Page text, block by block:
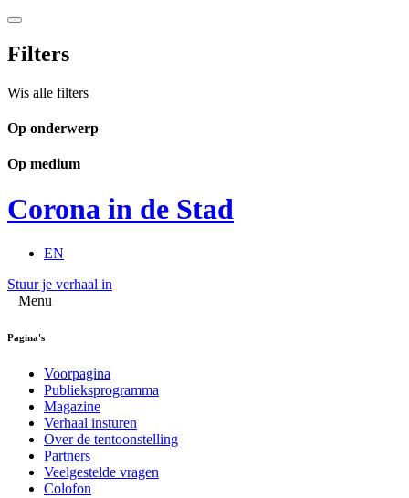
Filters
Wis alle filters
Op onderwerp
Op medium
Corona in de Stad
EN
Stuur je verhaal in
Menu
Pagina's
Voorpagina
Publieksprogramma
Magazine
Verhaal insturen
Over de tentoonstelling
Partners
Veelgestelde vragen
Colofon